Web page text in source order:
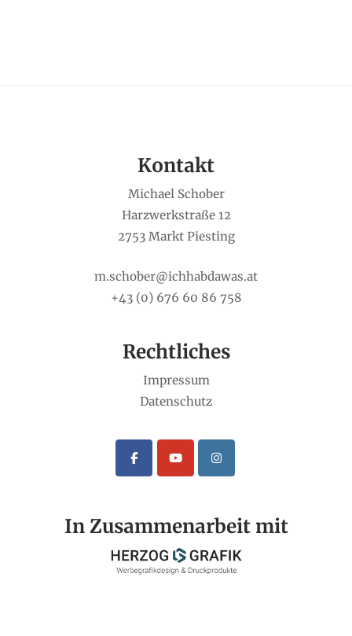
Kontakt
Michael Schober
Harzwerkstraße 12
2753 Markt Piesting
m.schober@ichhabdawas.at
+43 (0) 676 60 86 758
Rechtliches
Impressum
Datenschutz
In Zusammenarbeit mit